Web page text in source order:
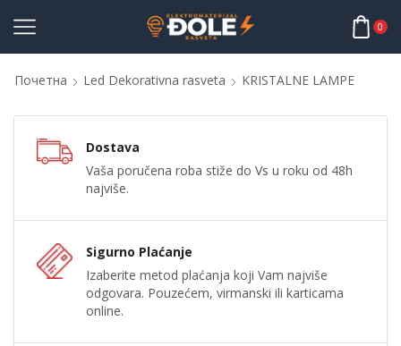
0
Почетна Led Dekorativna rasveta KRISTALNE LAMPE
Dostava
Vaša poručena roba stiže do Vs u roku od 48h
najviše.
Sigurno Plaćanje
Izaberite metod plaćanja koji Vam najviše
odgovara. Pouzećem, virmanski ili karticama
online.